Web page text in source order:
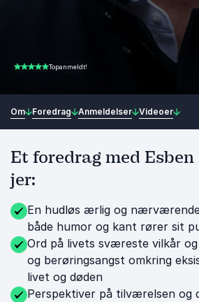
4.86 ud af 5Topanmeldt!
Om Foredrag Anmeldelser Videoer
Et foredrag med
jer:
En hudløs ærlig og
både humor og kant rører sit
Ord på livets sværeste vilkår
og berøringsangst omkring
livet og døden
Perspektiver på tilværelsen og